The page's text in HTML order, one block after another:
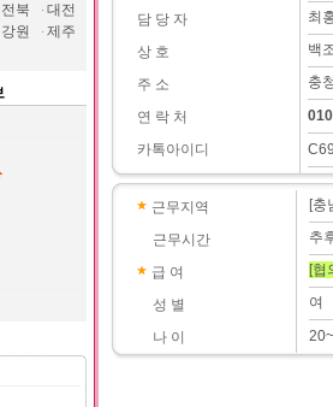
전북
대전
강원
제주
담 당 자
상 호
주 소
연 락 처
카톡아이디
최
백
충
근무지역
근무시간
급 여
성 별
나 이
[충
추
[협
여